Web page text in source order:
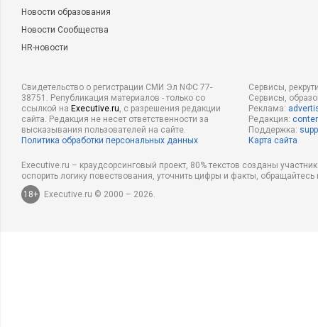
Новости образования
Новости Сообщества
HR-новости
Свидетельство о регистрации СМИ Эл NФС 77-
38751. Републикация материалов - только со
ссылкой на Executive.ru, с разрешения редакции
сайта. Редакция не несет ответственности за
высказывания пользователей на сайте.
Политика обработки персональных данных
Сервисы,
Сервисы,
Реклама:
Редакция:
Поддержка:
Карта сайта
Executive.ru – краудсорсинговый проект, 80% текстов созданы
оспорить логику повествования, уточнить цифры и факты,
18+
Executive.ru © 2000 – 2026.